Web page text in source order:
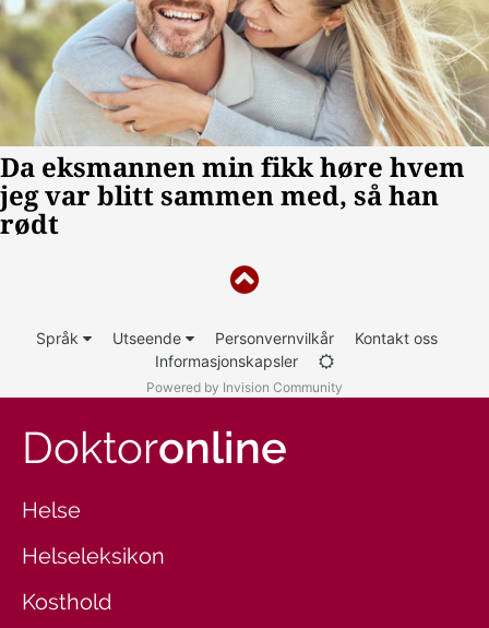
Språk Utseende Personvernvilkår
Kontakt oss
Informasjonskapsler
Powered by Invision Community
Doktoronline
Helse
Helseleksikon
Kosthold